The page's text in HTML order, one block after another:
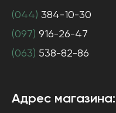
(044) 384-10-30
(097) 916-26-47
(063) 538-82-86
Адрес магазина: